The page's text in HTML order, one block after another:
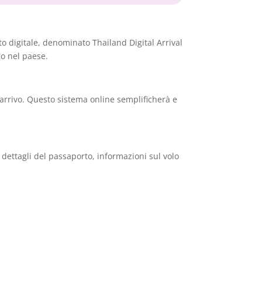
digitale, denominato Thailand Digital Arrival
nel paese.
Questo sistema online semplificherà e
del passaporto, informazioni sul volo